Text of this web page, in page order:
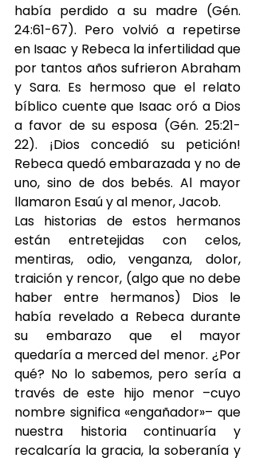
había perdido a su madre (Gén.
24:61-67). Pero volvió a repetirse
en Isaac y Rebeca la infertilidad que
por tantos años sufrieron Abraham
y Sara. Es hermoso que el relato
bíblico cuente que Isaac oró a Dios
a favor de su esposa (Gén. 25:21-
22). ¡Dios concedió su petición!
Rebeca quedó embarazada y no de
uno, sino de dos bebés. Al mayor
llamaron Esaú y al menor, Jacob.
Las historias de estos hermanos
están entretejidas con celos,
mentiras, odio, venganza, dolor,
traición y rencor, (algo que no debe
haber entre hermanos) Dios le
había revelado a Rebeca durante
su embarazo que el mayor
quedaría a merced del menor. ¿Por
qué? No lo sabemos, pero sería a
través de este hijo menor –cuyo
nombre significa «engañador»– que
nuestra historia continuaría y
recalcaría la gracia, la soberanía y